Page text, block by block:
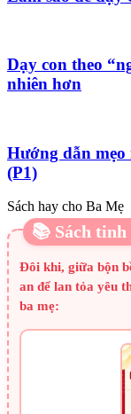
Dạy con theo
nhiên hơn
Hướng dẫn
(P1)
Sách hay cho Ba Mẹ
📚 Sách tinh
Đôi khi, giữa bộn
an để lan tỏa yêu
ba mẹ: